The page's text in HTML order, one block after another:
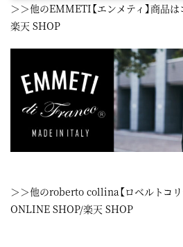
＞＞他のEMMETI【エンメティ】商品は
楽天 SHOP
＞＞他のroberto collina【ロベルトコリ
ONLINE SHOP/楽天 SHOP